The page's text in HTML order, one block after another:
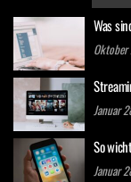
Was
Januar
So
Januar